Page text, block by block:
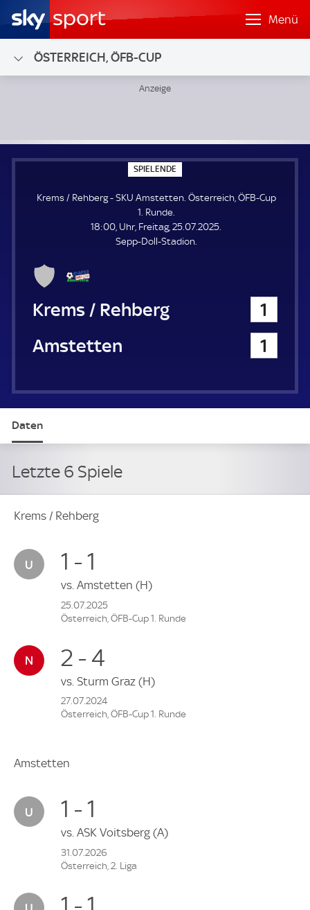
Menü
ÖSTERREICH, ÖFB-CUP
SPIELENDE
P
E
N
D
E
Krems / Rehberg - SKU Amstetten. Österreich, ÖFB-Cup
1. Runde.
18:00, Uhr, Freitag, 25.07.2025.
Sepp-Doll-Stadion.
Krems / Rehberg
1
SKU Amstetten
1
Daten
Letzte 6 Spiele
Krems / Rehberg
1 - 1
vs. Amstetten (H)
25.07.2025
Österreich, ÖFB-Cup 1. Runde
2 - 4
vs. Sturm Graz (H)
27.07.2024
Österreich, ÖFB-Cup 1. Runde
Amstetten
1 - 1
vs. ASK Voitsberg (A)
31.07.2026
Österreich, 2. Liga